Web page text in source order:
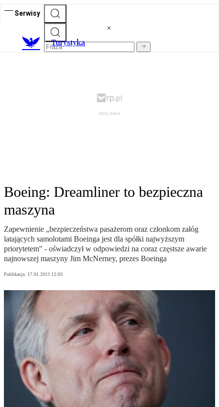
Serwisy
Turystyka
Boeing: Dreamliner to bezpieczna
maszyna
Zapewnienie „bezpieczeństwa pasażerom oraz członkom załóg
latających samolotami Boeinga jest dla spółki najwyższym
priorytetem" - oświadczył w odpowiedzi na coraz częstsze awarie
najnowszej maszyny Jim McNerney, prezes Boeinga
Publikacja: 17.01.2013 12:03